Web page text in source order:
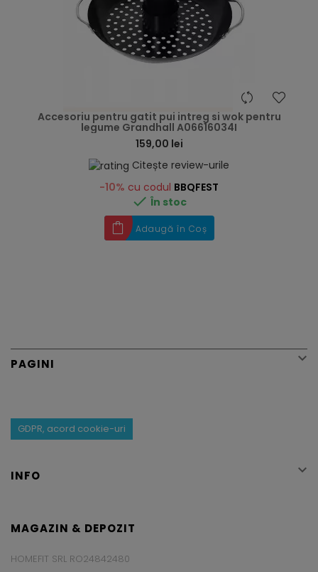
Accesoriu pentru gatit pui intreg si wok pentru
legume Grandhall A06616034I
159,00 lei
Citește review-urile
-10% cu codul BBQFEST
 În stoc
Adaugă în Coș
PAGINI 
GDPR, acord cookie-uri
INFO 
MAGAZIN & DEPOZIT
HOMEFIT SRL RO24842480